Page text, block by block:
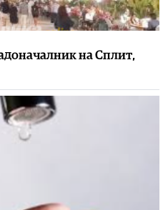
на Сплит,